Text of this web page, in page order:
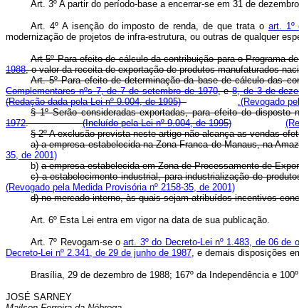
Art. 3º A partir do período-base a encerrar-se em 31 de
Art. 4º A isenção do imposto de renda, de que trata o art. 1º
modernização de projetos de infra-estrutura, ou outras de qualquer
Art 5º Para efeito de cálculo da contribuição para o Programa
1988, o valor da receita de exportação de produtos manufaturados
Art. 5º Para efeito de determinação da base de cálculo das
Complementares nºs 7, de 7 de setembro de 1970, e8, de 3 de
(Redação dada pela Lei nº 9.004, de 1995)
.(Revogado
§ 1º Serão consideradas exportadas, para efeito do
1972.(Incluído pela Lei nº 9.004, de 1995)
§ 2º A exclusão prevista neste artigo não alcança as
a) a empresa estabelecida na Zona Franca de
35, de 2001)
b) a empresa estabelecida em Zona de
c) a estabelecimento industrial, para industrialização de
(Revogado pela Medida Provisória nº 2158-35, de 2001)
d) no mercado interno, às quais sejam atribuídos
Art. 6º Esta Lei entra em vigor na data de sua publicação.
Art. 7º Revogam-se oart. 3º do Decreto-Lei nº 1.483, de 06 de
Decreto-Lei nº 2.341, de 29 de junho de 1987, e demais disposições
Brasília, 29 de dezembro de 1988; 167º da Independência e
JOSÉ SARNEY